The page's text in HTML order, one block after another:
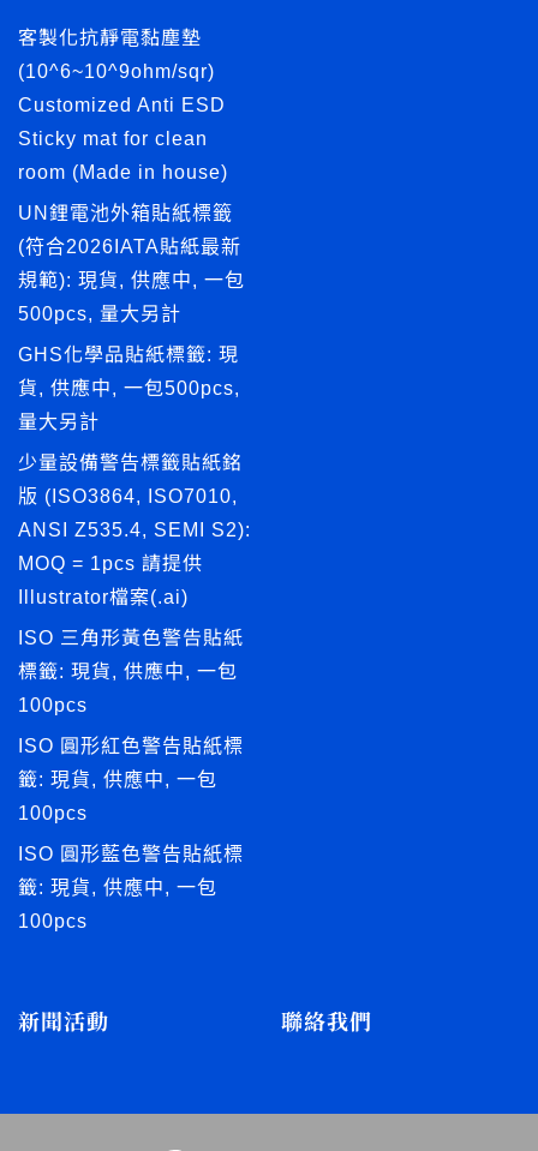
客製化抗靜電黏塵墊
(10^6~10^9ohm/sqr)
Customized Anti ESD
Sticky mat for clean
room (Made in house)
UN鋰電池外箱貼紙標籤
(符合2026IATA貼紙最新
規範): 現貨, 供應中, 一包
500pcs, 量大另計
GHS化學品貼紙標籤: 現
貨, 供應中, 一包500pcs,
量大另計
少量設備警告標籤貼紙銘
版 (ISO3864, ISO7010,
ANSI Z535.4, SEMI S2):
MOQ = 1pcs 請提供
Illustrator檔案(.ai)
ISO 三角形黃色警告貼紙
標籤: 現貨, 供應中, 一包
100pcs
ISO 圓形紅色警告貼紙標
籤: 現貨, 供應中, 一包
100pcs
ISO 圓形藍色警告貼紙標
籤: 現貨, 供應中, 一包
100pcs
新聞活動 聯絡我們